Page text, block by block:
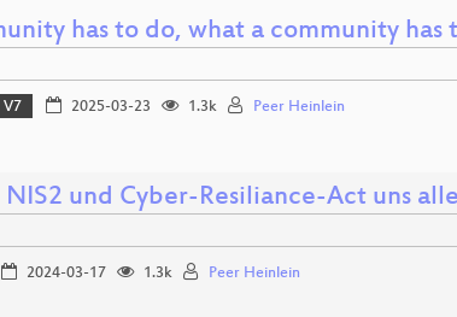
has to do, what a community has
V7 2025-03-23 1.3k Peer Heinlein
und Cyber-Resiliance-Act uns
2024-03-17 1.3k Peer Heinlein